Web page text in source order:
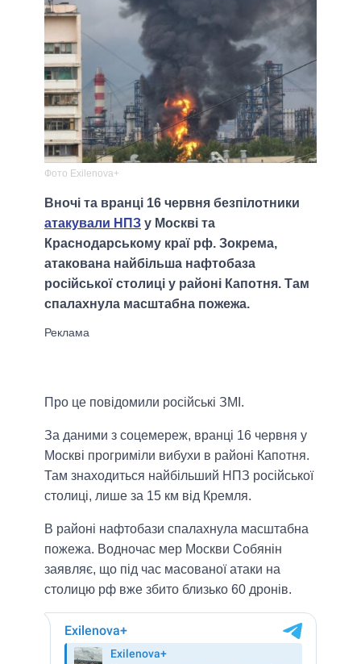
Фото Exilenova+
Вночі та вранці 16 червня безпілотники
атакували НПЗ у Москві та
Краснодарському краї рф. Зокрема,
атакована найбільша нафтобаза
російської столиці у районі Капотня. Там
спалахнула масштабна пожежа.
Про це повідомили російські ЗМІ.
За даними з соцемереж, вранці 16 червня у
Москві прогриміли вибухи в районі Капотня.
Там знаходиться найбільший НПЗ російської
столиці, лише за 15 км від Кремля.
В районі нафтобази спалахнула масштабна
пожежа. Водночас мер Москви Собянін
заявляє, що під час масованої атаки на
столицю рф вже збито близько 60 дронів.